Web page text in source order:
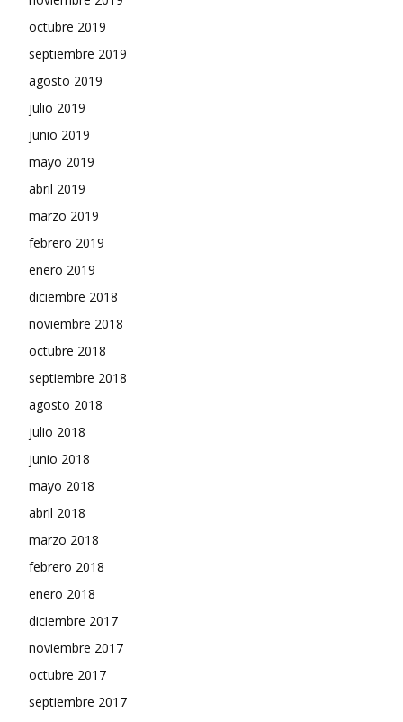
octubre 2019
septiembre 2019
agosto 2019
julio 2019
junio 2019
mayo 2019
abril 2019
marzo 2019
febrero 2019
enero 2019
diciembre 2018
noviembre 2018
octubre 2018
septiembre 2018
agosto 2018
julio 2018
junio 2018
mayo 2018
abril 2018
marzo 2018
febrero 2018
enero 2018
diciembre 2017
noviembre 2017
octubre 2017
septiembre 2017